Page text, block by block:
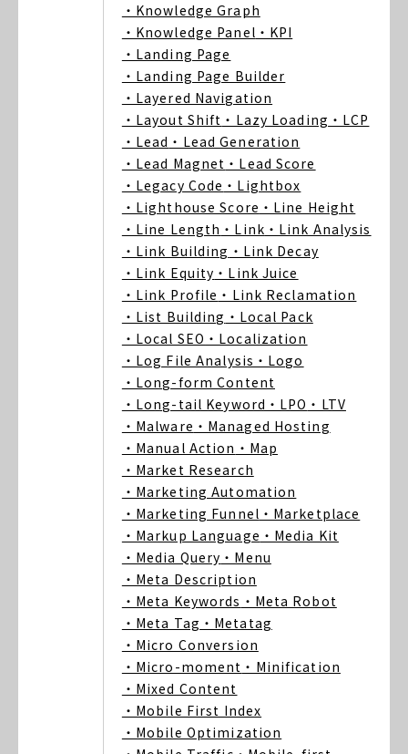
・Knowledge Graph
・Knowledge Panel ・KPI
・Landing Page
・Landing Page Builder
・Layered Navigation
・Layout Shift ・Lazy Loading ・LCP
・Lead ・Lead Generation
・Lead Magnet ・Lead Score
・Legacy Code ・Lightbox
・Lighthouse Score ・Line Height
・Line Length ・Link ・Link Analysis
・Link Building ・Link Decay
・Link Equity ・Link Juice
・Link Profile ・Link Reclamation
・List Building ・Local Pack
・Local SEO ・Localization
・Log File Analysis ・Logo
・Long-form Content
・Long-tail Keyword ・LPO ・LTV
・Malware ・Managed Hosting
・Manual Action ・Map
・Market Research
・Marketing Automation
・Marketing Funnel ・Marketplace
・Markup Language ・Media Kit
・Media Query ・Menu
・Meta Description
・Meta Keywords ・Meta Robot
・Meta Tag ・Metatag
・Micro Conversion
・Micro-moment ・Minification
・Mixed Content
・Mobile First Index
・Mobile Optimization